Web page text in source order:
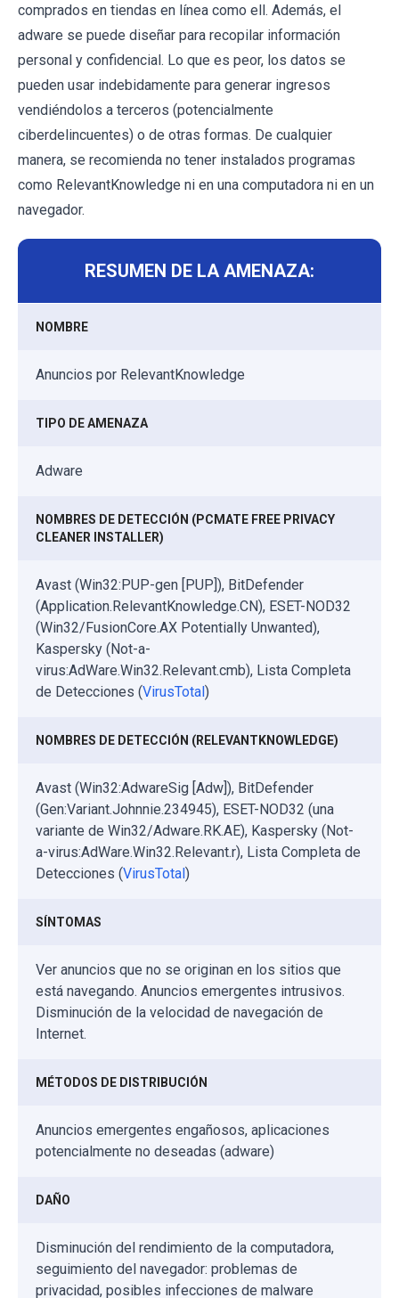
comprados en tiendas en línea como ell. Además, el
adware se puede diseñar para recopilar información
personal y confidencial. Lo que es peor, los datos se
pueden usar indebidamente para generar ingresos
vendiéndolos a terceros (potencialmente
ciberdelincuentes) o de otras formas. De cualquier
manera, se recomienda no tener instalados programas
como RelevantKnowledge ni en una computadora ni en un
navegador.
RESUMEN DE LA AMENAZA:
NOMBRE
Anuncios por RelevantKnowledge
TIPO DE AMENAZA
Adware
NOMBRES DE DETECCIÓN (PCMATE FREE PRIVACY
CLEANER INSTALLER)
Avast (Win32:PUP-gen [PUP]), BitDefender
(Application.RelevantKnowledge.CN), ESET-NOD32
(Win32/FusionCore.AX Potentially Unwanted),
Kaspersky (Not-a-
virus:AdWare.Win32.Relevant.cmb), Lista Completa
de Detecciones (VirusTotal)
NOMBRES DE DETECCIÓN (RELEVANTKNOWLEDGE)
Avast (Win32:AdwareSig [Adw]), BitDefender
(Gen:Variant.Johnnie.234945), ESET-NOD32 (una
variante de Win32/Adware.RK.AE), Kaspersky (Not-
a-virus:AdWare.Win32.Relevant.r), Lista Completa de
Detecciones (VirusTotal)
SÍNTOMAS
Ver anuncios que no se originan en los sitios que
está navegando. Anuncios emergentes intrusivos.
Disminución de la velocidad de navegación de
Internet.
MÉTODOS DE DISTRIBUCIÓN
Anuncios emergentes engañosos, aplicaciones
potencialmente no deseadas (adware)
DAÑO
Disminución del rendimiento de la computadora,
seguimiento del navegador: problemas de
privacidad, posibles infecciones de malware